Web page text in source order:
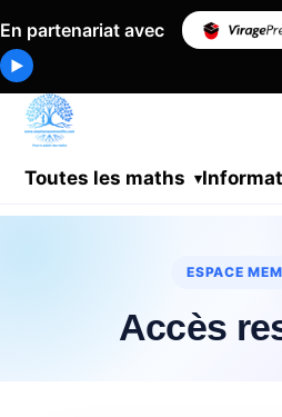
En partenariat avec
▶
Toutes les maths
ESPACE
Accès